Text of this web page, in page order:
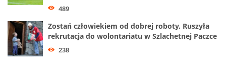
489
Zostań człowiekiem od dobrej roboty. Ruszyła
rekrutacja do wolontariatu w Szlachetnej Paczce
238